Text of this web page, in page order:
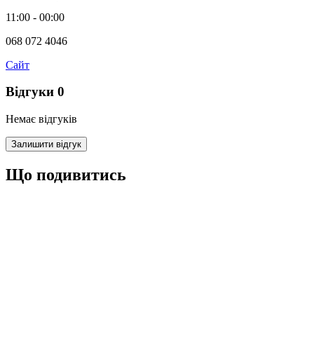
11:00 - 00:00
068 072 4046
Сайт
Відгуки 0
Немає відгуків
Залишити відгук
Що подивитись